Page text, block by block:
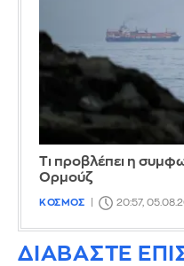
Τι προβλέπει η
Ορμούζ
ΚΟΣΜΟΣ 20:57,
ΔΙΑΒΑΣΤΕ